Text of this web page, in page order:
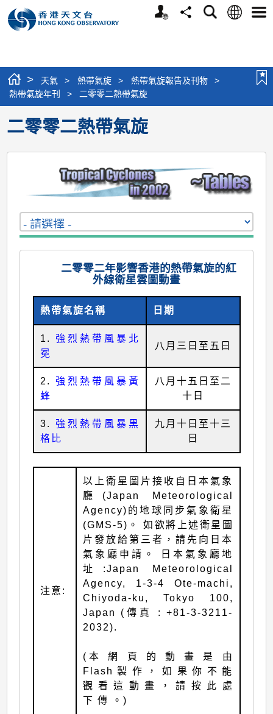
個
分
搜
語
選
> 天氣 > 熱帶氣旋 > 熱帶氣旋報告及刊物
>
熱帶氣旋年刊
> 二零零二熱帶氣旋
二零零二熱帶氣旋
二零零二年影響香港的熱帶氣旋的紅
外線衛星雲圖動畫
熱帶氣旋名稱 日期
1. 強烈熱帶風暴北
冕
八月三日至五日
2. 強烈熱帶風暴黃
蜂
八月十五日至二
十日
3. 強烈熱帶風暴黑
格比
九月十日至十三
日
注意:
以上衛星圖片接收自日本氣象
廳(Japan Meteorological
Agency)的地球同步氣象衛星
(GMS-5)。 如欲將上述衛星圖
片發放給第三者，請先向日本
氣象廳申請。 日本氣象廳地
址:Japan Meteorological
Agency, 1-3-4 Ote-machi,
Chiyoda-ku, Tokyo 100,
Japan (傳真 : +81-3-3211-
2032).
(本 網 頁 的 動 畫 是 由
Flash 製 作 ， 如 果 你 不 能
觀 看 這 動 畫 ， 請 按 此 處
下 傳 。)